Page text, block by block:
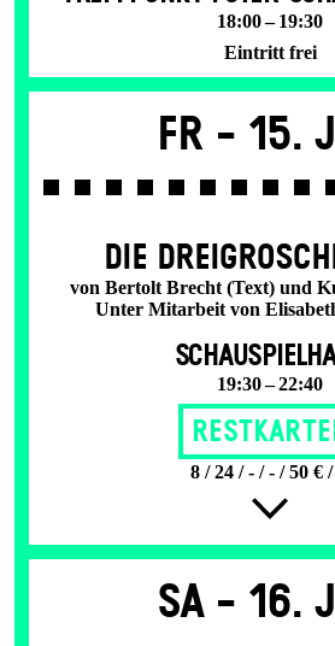
18:00 – 19:30
Eintritt frei
Fr - 15.
DIE
von Bertolt Brecht (Text) und
Unter Mitarbeit von
19:30 – 22:40
8 / 24 / - / - / 50 €
Sa - 16.